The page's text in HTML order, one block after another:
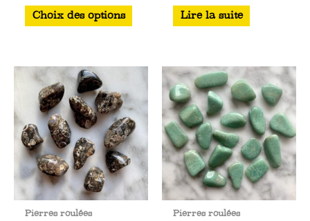
prix :
1.70$
Choix des options
Ce
produit
variations.
options
peuvent
être
choisies
sur
la
Lire la suite
Pierres roulées Pierres roulées